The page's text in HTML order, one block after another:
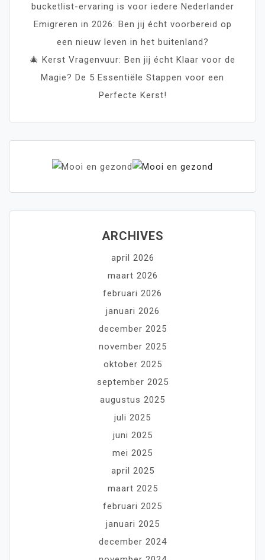
bucketlist-ervaring is voor iedere Nederlander
Emigreren in 2026: Ben jij écht voorbereid op
een nieuw leven in het buitenland?
🎄 Kerst Vragenvuur: Ben jij écht Klaar voor de
Magie? De 5 Essentiële Stappen voor een
Perfecte Kerst!
ARCHIVES
april 2026
maart 2026
februari 2026
januari 2026
december 2025
november 2025
oktober 2025
september 2025
augustus 2025
juli 2025
juni 2025
mei 2025
april 2025
maart 2025
februari 2025
januari 2025
december 2024